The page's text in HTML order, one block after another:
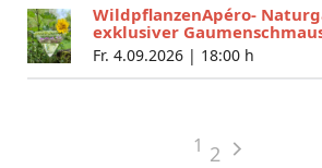
WildpflanzenApéro-
exklusiver
Fr. 4.09.2026 | 18:00 h
1 2